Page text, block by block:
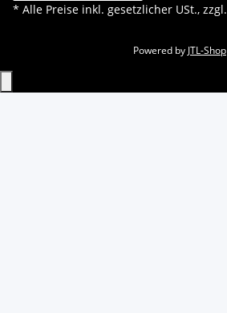
* Alle Preise inkl. gesetzlicher USt., zzgl.
Powered by JTL-Shop